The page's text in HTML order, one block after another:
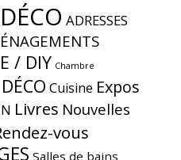
ADRESSES
/ DIY Chambre
Cuisine Expos
Livres Nouvelles
vous
Salles de bains